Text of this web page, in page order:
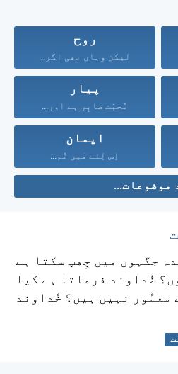
روح
لیکن وہاں بھی اگر...
پیار
مُحبّت صابِر ہے اور...
ایمان
اِس لِئے مَیں تُم...
موضوعات...
جگہوں میں چِھپ سکتا ہے
خُداوند فرماتا ہے کیا
معمُور نہیں ہیں؟ خُداوند